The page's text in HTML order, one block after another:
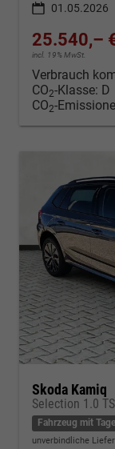
01.05.2026
25.540,–
incl. 19% MwSt.
Verbrauch
CO2-Klasse: D
CO2-
Skoda Kamiq
Selection 1.0
Fahrzeug mit
unverbindliche